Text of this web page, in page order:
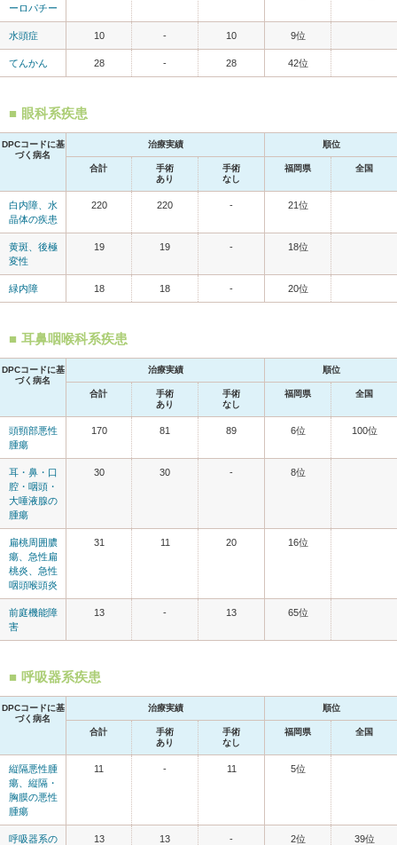
ーロパチー
水頭症 10 - 10 9位
てんかん 28 - 28 42位
眼科系疾患
DPCコードに基
づく病名
治療実績 順位
合計
手術
あり
手術
なし
福岡県 全国
白内障、水
晶体の疾患
220 220 - 21位
黄斑、後極
変性
19 19 - 18位
緑内障 18 18 - 20位
耳鼻咽喉科系疾患
DPCコードに基
づく病名
治療実績 順位
合計
手術
あり
手術
なし
福岡県 全国
頭頸部悪性
腫瘍
170 81 89 6位 100位
耳・鼻・口
腔・咽頭・
大唾液腺の
腫瘍
30 30 - 8位
扁桃周囲膿
瘍、急性扁
桃炎、急性
咽頭喉頭炎
31 11 20 16位
前庭機能障
害
13 - 13 65位
呼吸器系疾患
DPCコードに基
づく病名
治療実績 順位
合計
手術
あり
手術
なし
福岡県 全国
縦隔悪性腫
瘍、縦隔・
胸膜の悪性
腫瘍
11 - 11 5位
呼吸器系の
13 13 - 2位 39位